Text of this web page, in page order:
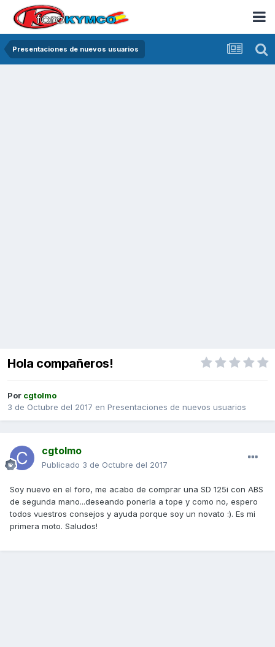
Presentaciones de nuevos usuarios
Hola compañeros!
Por cgtolmo
3 de Octubre del 2017 en Presentaciones de nuevos usuarios
cgtolmo
Publicado 3 de Octubre del 2017
Soy nuevo en el foro, me acabo de comprar una SD 125i con ABS
de segunda mano...deseando ponerla a tope y como no, espero
todos vuestros consejos y ayuda porque soy un novato :). Es mi
primera moto. Saludos!